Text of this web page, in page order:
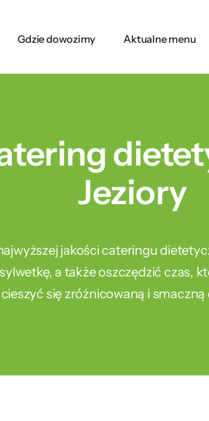
Gdzie dowozimy Aktualne menu
Jeziory
jakości cateringu
a także oszczędzić
się zróżnicowaną i